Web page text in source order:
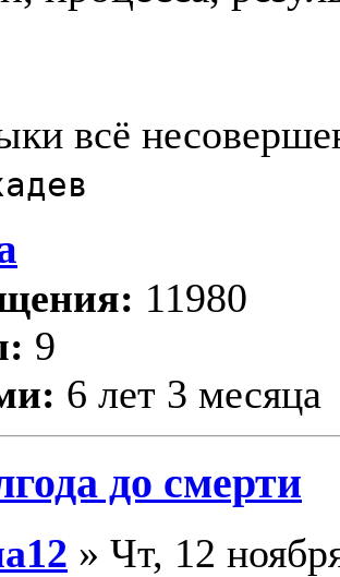
всё
11980
9
6 лет 3 месяца
до смерти
» Чт, 12